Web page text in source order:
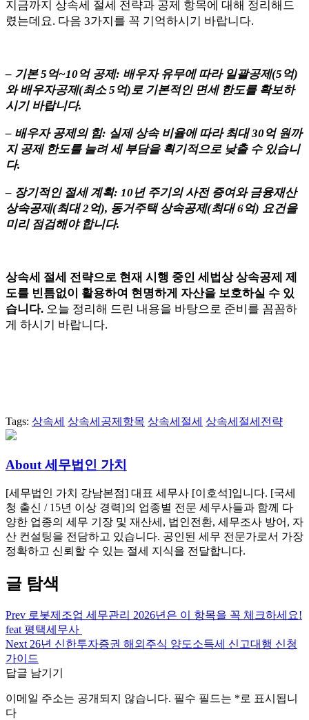
지금까지 상속세 절세 전략과 공제 항목에 대해 정리해드
렸는데요. 다음 3가지를 꼭 기억하시기 바랍니다.
– 기본 5억~10억 공제: 배우자 유무에 따라 일괄공제(5억)
와 배우자공제(최소 5억)로 기본적인 면세 한도를 확보하
시기 바랍니다.
– 배우자 공제의 힘: 실제 상속 비율에 따라 최대 30억 원까
지 공제 한도를 늘려 세 부담을 획기적으로 낮출 수 있습니
다.
– 장기적인 절세 계획: 10년 주기의 사전 증여와 금융재산
상속공제(최대 2억), 동거주택 상속공제(최대 6억) 요건을
미리 점검해야 합니다.
상속세 절세 전략으로 현재 시행 중인 세법상 상속공제 제
도를 빈틈없이 활용하여 현명하게 자산을 보호하실 수 있
습니다. 오늘 정리해 드린 내용을 바탕으로 준비를 꼼꼼하
게 하시기 바랍니다.
Tags: 상속세 상속세공제항목 상속세절세 상속세절세전략
About 세무법인 가치
[세무법인 가치 강남본점] 대표 세무사 [이호석]입니다. [국세
청 출신 / 15년 이상 경력]의 업종별 전문 세무사들과 함께 다
양한 업종의 세무 기장 및 재산세, 법인전환, 세무조사 방어, 자
산 컨설팅을 전담하고 있습니다. 공인된 세무 전문가로서 가장
정확하고 신뢰할 수 있는 절세 지식을 전달합니다.
글 탐색
Prev 로봇제조업 세무관리 2026년은 이 항목을 꼭 체크하세요!
feat 평택세무사
Next 26년 신한투자증권 해외주식 양도소득세 신고대행 신청
가이드
답글 남기기
이메일 주소는 공개되지 않습니다. 필수 필드는 *로 표시됩니
다